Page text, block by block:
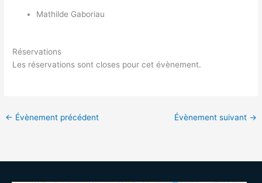
Mathilde Gaboriau
Réservations
Les réservations sont closes pour cet évènement.
← Évènement précédent Évènement suivant →